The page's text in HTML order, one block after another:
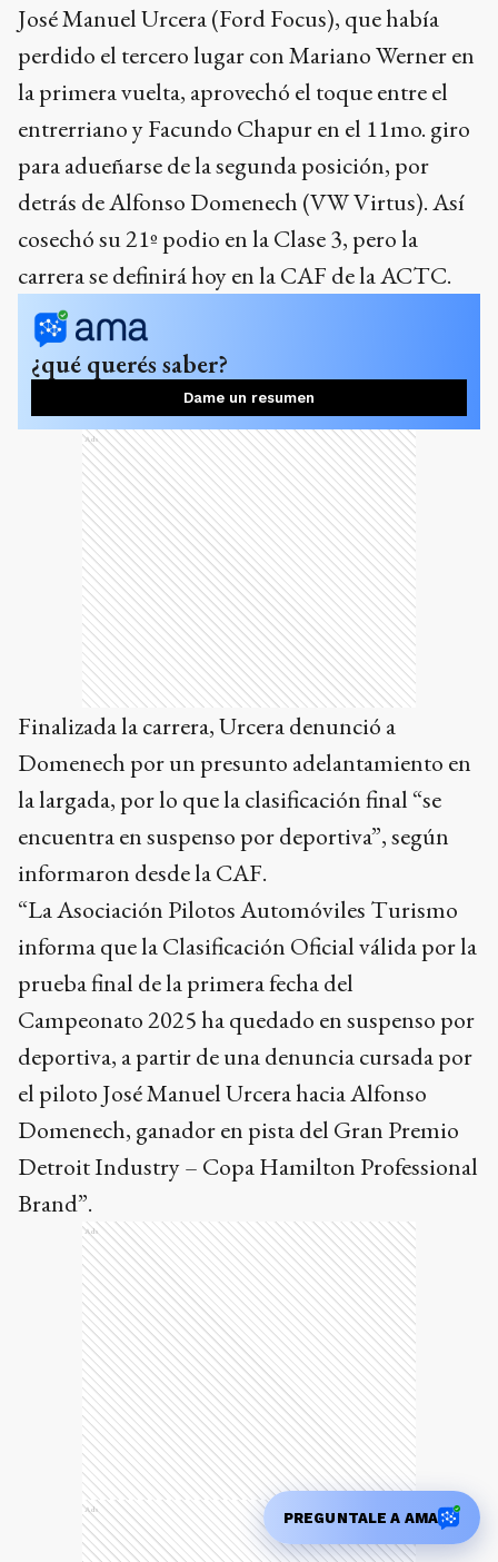
José Manuel Urcera (Ford Focus), que había
perdido el tercero lugar con Mariano Werner en
la primera vuelta, aprovechó el toque entre el
entrerriano y Facundo Chapur en el 11mo. giro
para adueñarse de la segunda posición, por
detrás de Alfonso Domenech (VW Virtus). Así
cosechó su 21º podio en la Clase 3, pero la
carrera se definirá hoy en la CAF de la ACTC.
¿qué querés saber?
Dame un resumen
Ads
Finalizada la carrera, Urcera denunció a
Domenech por un presunto adelantamiento en
la largada, por lo que la clasificación final “se
encuentra en suspenso por deportiva”, según
informaron desde la CAF.
“La Asociación Pilotos Automóviles Turismo
informa que la Clasificación Oficial válida por la
prueba final de la primera fecha del
Campeonato 2025 ha quedado en suspenso por
deportiva, a partir de una denuncia cursada por
el piloto José Manuel Urcera hacia Alfonso
Domenech, ganador en pista del Gran Premio
Detroit Industry – Copa Hamilton Professional
Brand”.
Ads
Ads
PREGUNTALE A AMA